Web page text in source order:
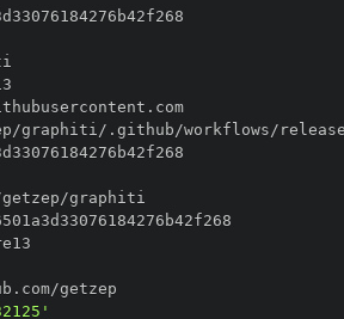
//token.actions.githubusercontent.com
graphiti/.github/workflows/release